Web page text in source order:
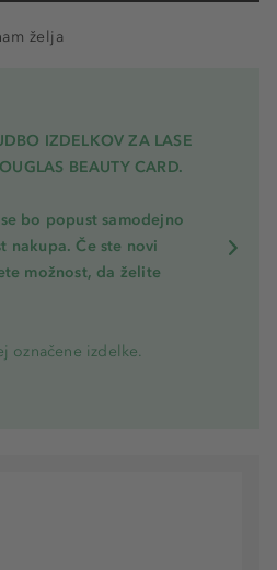
želja
IZDELKOV ZA LASE
BEAUTY CARD.
bo popust samodejno
nakupa. Če ste novi
možnost, da želite
označene izdelke.